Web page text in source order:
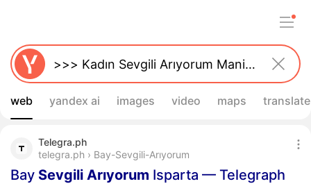
web yandex ai images video maps translate
Telegra.ph
telegra.ph › Bay-Sevgili-Arıyorum
Bay Sevgili Arıyorum Isparta — Telegraph